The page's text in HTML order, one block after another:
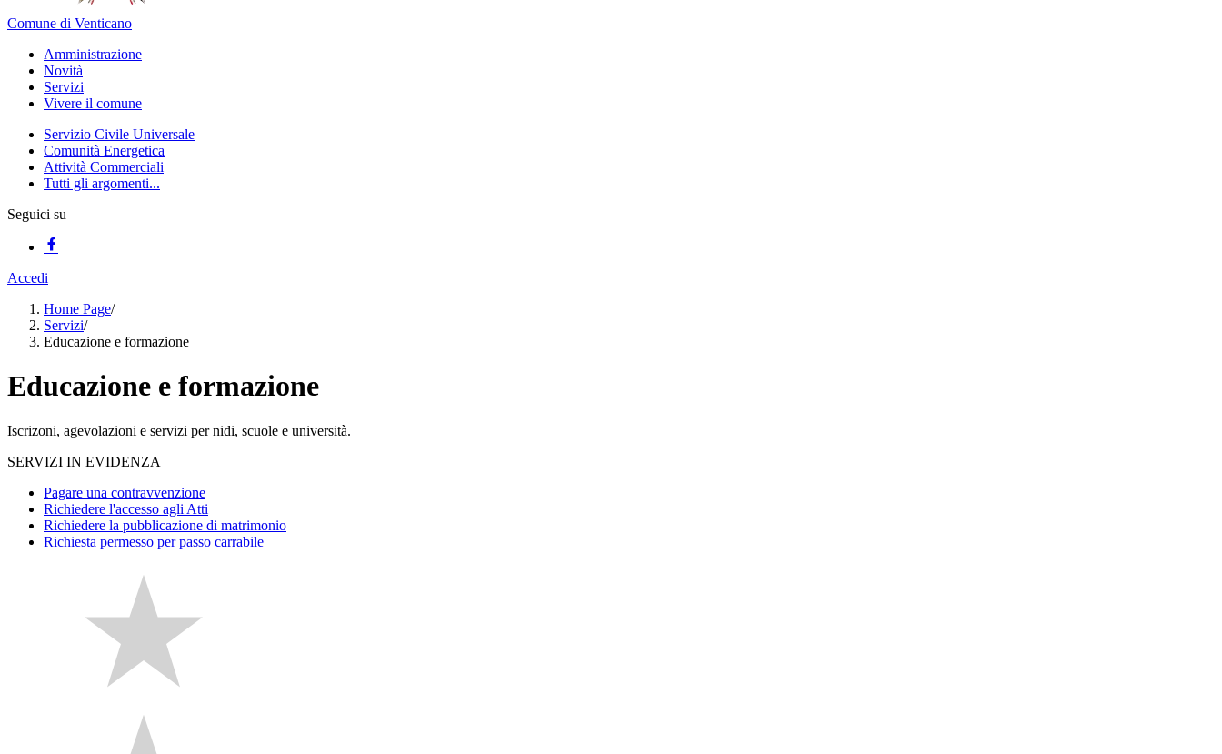
Comune di Venticano
Amministrazione
Novità
Servizi
Vivere il comune
Servizio Civile Universale
Comunità Energetica
Attività Commerciali
Tutti gli argomenti...
Seguici su
Accedi
Home Page/
Servizi/
Educazione e formazione
Educazione e formazione
Iscrizoni, agevolazioni e servizi per nidi, scuole e università.
SERVIZI IN EVIDENZA
Pagare una contravvenzione
Richiedere l'accesso agli Atti
Richiedere la pubblicazione di matrimonio
Richiesta permesso per passo carrabile